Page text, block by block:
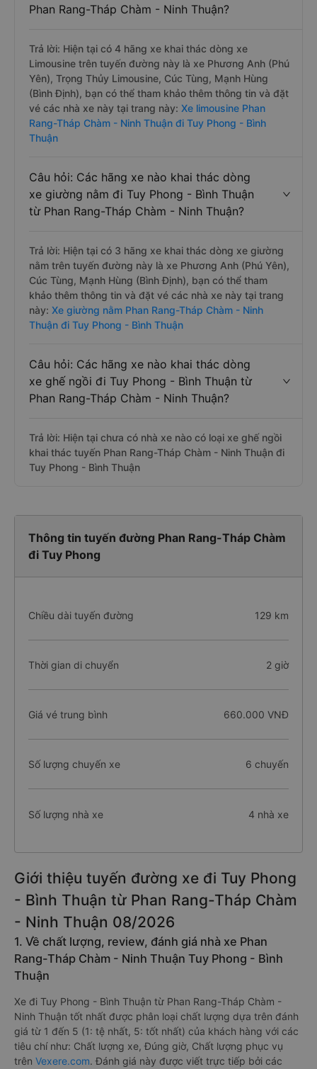
Phan Rang-Tháp Chàm - Ninh Thuận?
Trả lời: Hiện tại có 4 hãng xe khai thác dòng xe
Limousine trên tuyến đường này là xe Phương Anh (Phú
Yên), Trọng Thủy Limousine, Cúc Tùng, Mạnh Hùng
(Bình Định), bạn có thể tham khảo thêm thông tin và đặt
vé các nhà xe này tại trang này: Xe limousine Phan
Rang-Tháp Chàm - Ninh Thuận đi Tuy Phong - Bình
Thuận
Câu hỏi: Các hãng xe nào khai thác dòng
xe giường nằm đi Tuy Phong - Bình Thuận
từ Phan Rang-Tháp Chàm - Ninh Thuận?
Trả lời: Hiện tại có 3 hãng xe khai thác dòng xe giường
nằm trên tuyến đường này là xe Phương Anh (Phú Yên),
Cúc Tùng, Mạnh Hùng (Bình Định), bạn có thể tham
khảo thêm thông tin và đặt vé các nhà xe này tại trang
này: Xe giường nằm Phan Rang-Tháp Chàm - Ninh
Thuận đi Tuy Phong - Bình Thuận
Câu hỏi: Các hãng xe nào khai thác dòng
xe ghế ngồi đi Tuy Phong - Bình Thuận từ
Phan Rang-Tháp Chàm - Ninh Thuận?
Trả lời: Hiện tại chưa có nhà xe nào có loại xe ghế ngồi
khai thác tuyến Phan Rang-Tháp Chàm - Ninh Thuận đi
Tuy Phong - Bình Thuận
Thông tin tuyến đường Phan Rang-Tháp Chàm
đi Tuy Phong
Chiều dài tuyến đường 129 km
Thời gian di chuyển 2 giờ
Giá vé trung bình 660.000 VNĐ
Số lượng chuyến xe 6 chuyến
Số lượng nhà xe 4 nhà xe
Giới thiệu tuyến đường xe đi Tuy Phong
- Bình Thuận từ Phan Rang-Tháp Chàm
- Ninh Thuận 08/2026
1. Về chất lượng, review, đánh giá nhà xe Phan
Rang-Tháp Chàm - Ninh Thuận Tuy Phong - Bình
Thuận
Xe đi Tuy Phong - Bình Thuận từ Phan Rang-Tháp Chàm -
Ninh Thuận tốt nhất được phân loại chất lượng dựa trên đánh
giá từ 1 đến 5 (1: tệ nhất, 5: tốt nhất) của khách hàng với các
tiêu chí như: Chất lượng xe, Đúng giờ, Chất lượng phục vụ
trên Vexere.com. Đánh giá này được viết trực tiếp bởi các